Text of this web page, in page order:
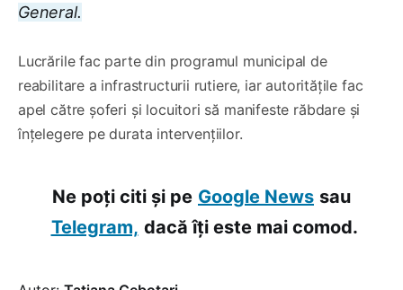
General.
Lucrările fac parte din programul municipal de
reabilitare a infrastructurii rutiere, iar autoritățile fac
apel către șoferi și locuitori să manifeste răbdare și
înțelegere pe durata intervențiilor.
Ne poți citi și pe Google News sau
Telegram, dacă îți este mai comod.